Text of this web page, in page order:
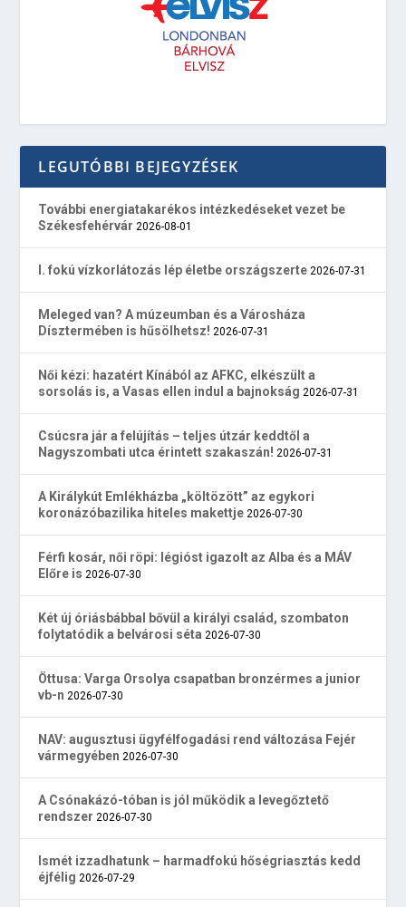
LEGUTÓBBI BEJEGYZÉSEK
További energiatakarékos intézkedéseket vezet be
Székesfehérvár 2026-08-01
I. fokú vízkorlátozás lép életbe országszerte 2026-07-31
Meleged van? A múzeumban és a Városháza
Dísztermében is hűsölhetsz! 2026-07-31
Női kézi: hazatért Kínából az AFKC, elkészült a
sorsolás is, a Vasas ellen indul a bajnokság 2026-07-31
Csúcsra jár a felújítás – teljes útzár keddtől a
Nagyszombati utca érintett szakaszán! 2026-07-31
A Királykút Emlékházba „költözött” az egykori
koronázóbazilika hiteles makettje 2026-07-30
Férfi kosár, női röpi: légióst igazolt az Alba és a MÁV
Előre is 2026-07-30
Két új óriásbábbal bővül a királyi család, szombaton
folytatódik a belvárosi séta 2026-07-30
Öttusa: Varga Orsolya csapatban bronzérmes a junior
vb-n 2026-07-30
NAV: augusztusi ügyfélfogadási rend változása Fejér
vármegyében 2026-07-30
A Csónakázó-tóban is jól működik a levegőztető
rendszer 2026-07-30
Ismét izzadhatunk – harmadfokú hőségriasztás kedd
éjfélig 2026-07-29